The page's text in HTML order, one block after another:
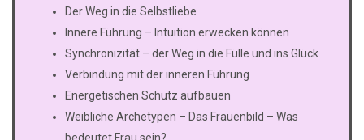
Der Weg in die Selbstliebe
Innere Führung – Intuition erwecken können
Synchronizität – der Weg in die Fülle und ins Glück
Verbindung mit der inneren Führung
Energetischen Schutz aufbauen
Weibliche Archetypen – Das Frauenbild – Was